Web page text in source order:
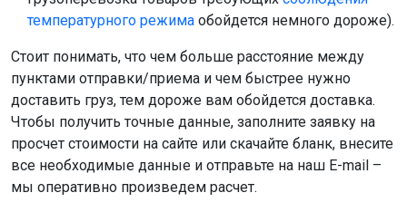
температурного режима обойдется немного дороже).
Стоит понимать, что чем больше расстояние между
пунктами отправки/приема и чем быстрее нужно
доставить груз, тем дороже вам обойдется доставка.
Чтобы получить точные данные, заполните заявку на
просчет стоимости на сайте или скачайте бланк, внесите
все необходимые данные и отправьте на наш E-mail –
мы оперативно произведем расчет.